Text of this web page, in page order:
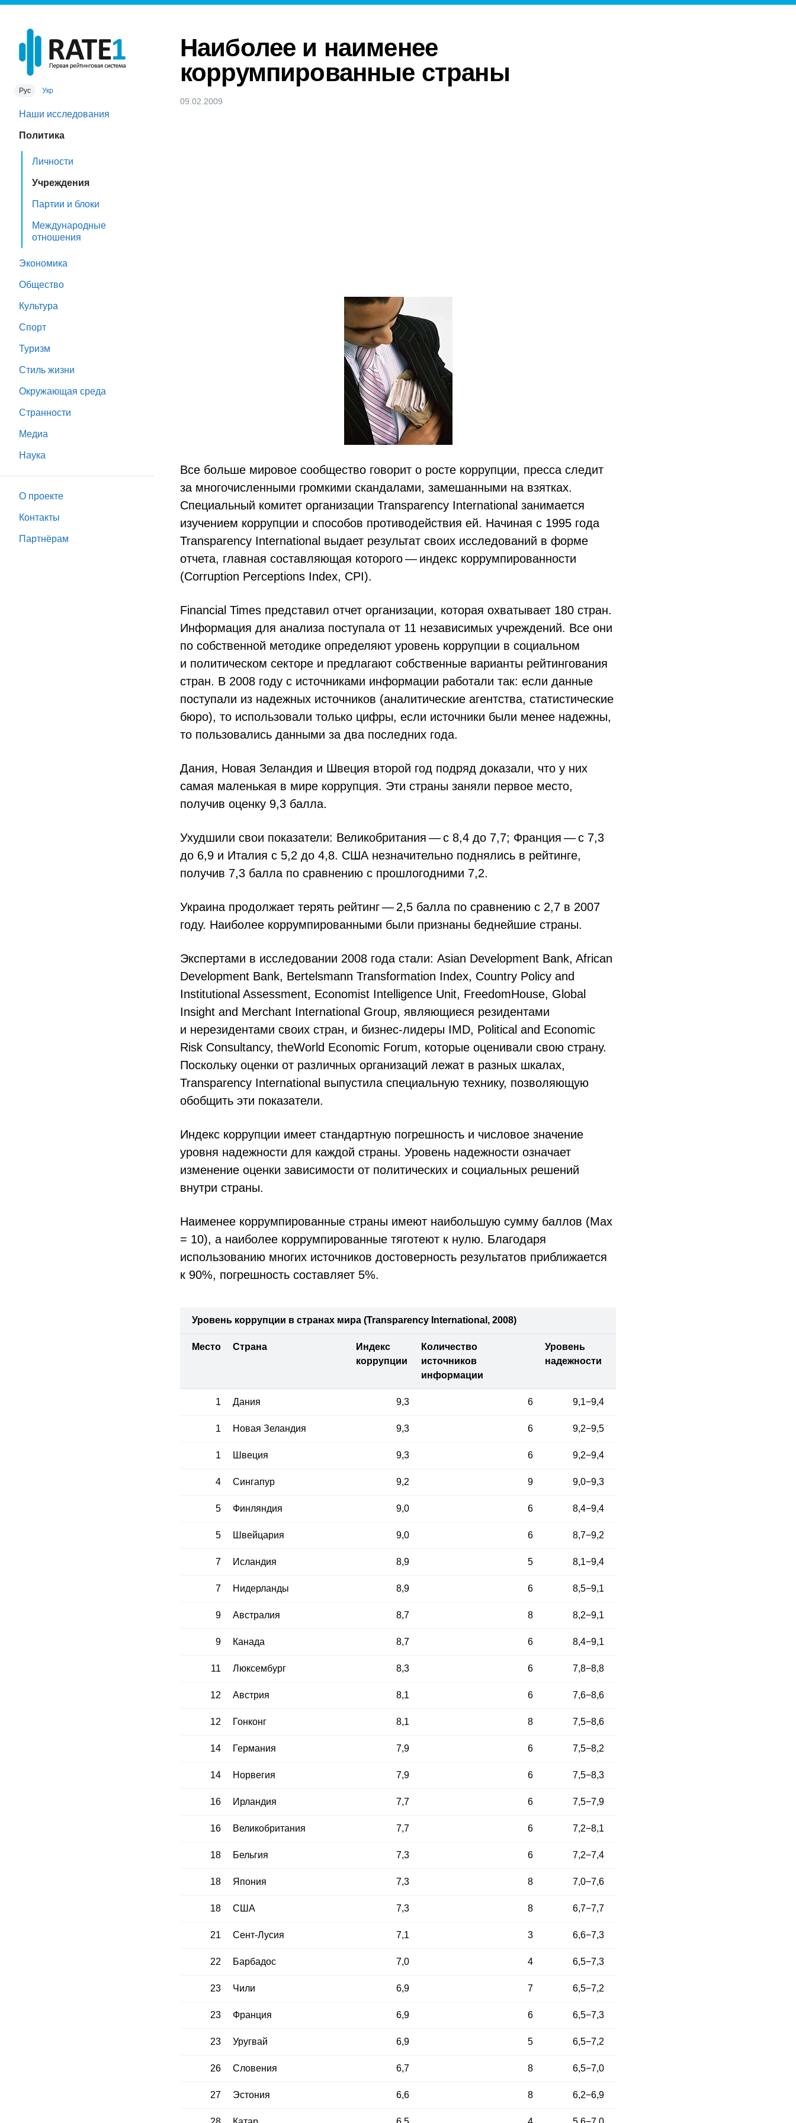
Рус Укр
Наши исследования
Политика
Личности
Учреждения
Партии и блоки
Международные
отношения
Экономика
Общество
Культура
Спорт
Туризм
Стиль жизни
Окружающая среда
Странности
Медиа
Наука
О проекте
Контакты
Партнёрам
Наиболее и наименее
коррумпированные страны
09.02.2009
Все больше мировое сообщество говорит о росте коррупции, пресса следит
за многочисленными громкими скандалами, замешанными на взятках.
Специальный комитет организации Transparency International занимается
изучением коррупции и способов противодействия ей. Начиная с 1995 года
Transparency International выдает результат своих исследований в форме
отчета, главная составляющая которого — индекс коррумпированности
(Corruption Perceptions Index, CPI).
Financial Times представил отчет организации, которая охватывает 180 стран.
Информация для анализа поступала от 11 независимых учреждений. Все они
по собственной методике определяют уровень коррупции в социальном
и политическом секторе и предлагают собственные варианты рейтингования
стран. В 2008 году с источниками информации работали так: если данные
поступали из надежных источников (аналитические агентства, статистические
бюро), то использовали только цифры, если источники были менее надежны,
то пользовались данными за два последних года.
Дания, Новая Зеландия и Швеция второй год подряд доказали, что у них
самая маленькая в мире коррупция. Эти страны заняли первое место,
получив оценку 9,3 балла.
Ухудшили свои показатели: Великобритания — с 8,4 до 7,7; Франция — с 7,3
до 6,9 и Италия с 5,2 до 4,8. США незначительно поднялись в рейтинге,
получив 7,3 балла по сравнению с прошлогодними 7,2.
Украина продолжает терять рейтинг — 2,5 балла по сравнению с 2,7 в 2007
году. Наиболее коррумпированными были признаны беднейшие страны.
Экспертами в исследовании 2008 года стали: Asian Development Bank, African
Development Bank, Bertelsmann Transformation Index, Country Policy and
Institutional Assessment, Economist Intelligence Unit, FreedomHouse, Global
Insight and Merchant International Group, являющиеся резидентами
и нерезидентами своих стран, и бизнес-лидеры IMD, Political and Economic
Risk Consultancy, theWorld Economic Forum, которые оценивали свою страну.
Поскольку оценки от различных организаций лежат в разных шкалах,
Transparency International выпустила специальную технику, позволяющую
обобщить эти показатели.
Индекс коррупции имеет стандартную погрешность и числовое значение
уровня надежности для каждой страны. Уровень надежности означает
изменение оценки зависимости от политических и социальных решений
внутри страны.
Наименее коррумпированные страны имеют наибольшую сумму баллов (Max
= 10), а наиболее коррумпированные тяготеют к нулю. Благодаря
использованию многих источников достоверность результатов приближается
к 90%, погрешность составляет 5%.
Уровень коррупции в странах мира (Transparency International, 2008)
Место Страна
Индекс
коррупции
Количество
источников
информации
Уровень
надежности
1 Дания 9,3 6 9,1−9,4
1 Новая Зеландия 9,3 6 9,2−9,5
1 Швеция 9,3 6 9,2−9,4
4 Сингапур 9,2 9 9,0−9,3
5 Финляндия 9,0 6 8,4−9,4
5 Швейцария 9,0 6 8,7−9,2
7 Иcландия 8,9 5 8,1−9,4
7 Нидерланды 8,9 6 8,5−9,1
9 Австралия 8,7 8 8,2−9,1
9 Канада 8,7 6 8,4−9,1
11 Люксембург 8,3 6 7,8−8,8
12 Австрия 8,1 6 7,6−8,6
12 Гонконг 8,1 8 7,5−8,6
14 Германия 7,9 6 7,5−8,2
14 Норвегия 7,9 6 7,5−8,3
16 Ирландия 7,7 6 7,5−7,9
16 Великобритания 7,7 6 7,2−8,1
18 Бельгия 7,3 6 7,2−7,4
18 Япония 7,3 8 7,0−7,6
18 США 7,3 8 6,7−7,7
21 Сент-Лусия 7,1 3 6,6−7,3
22 Барбадос 7,0 4 6,5−7,3
23 Чили 6,9 7 6,5−7,2
23 Франция 6,9 6 6,5−7,3
23 Уругвай 6,9 5 6,5−7,2
26 Словения 6,7 8 6,5−7,0
27 Эстония 6,6 8 6,2−6,9